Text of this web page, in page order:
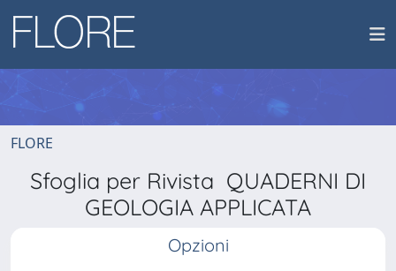
FLORE
Sfoglia per Rivista QUADERNI DI
GEOLOGIA APPLICATA
Opzioni